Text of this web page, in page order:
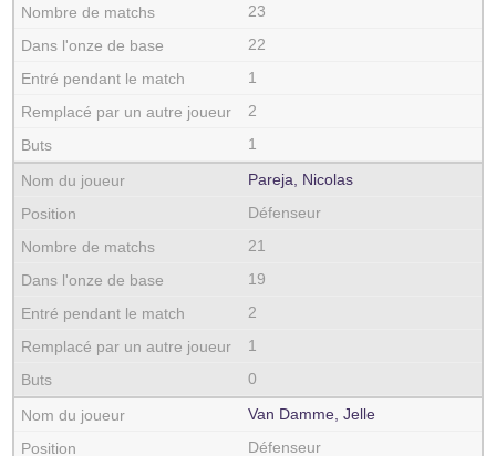
23
22
1
2
1
Pareja, Nicolas
Défenseur
21
19
2
1
0
Van Damme, Jelle
Défenseur